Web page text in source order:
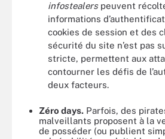
infostealerspeuvent
informations
cookies de session et des
sécurité du site n’est pas
stricte, permettent aux
contourner les défis de
deux facteurs.
Zéro days. Parfois, des
malveillants proposent à la
de posséder (ou publient